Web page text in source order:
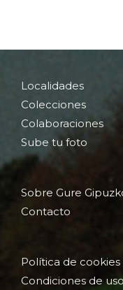
Localidades
Colecciones
Colaboraciones
Sube tu foto
Sobre Gure
Contacto
Política de cookies
Condiciones de uso